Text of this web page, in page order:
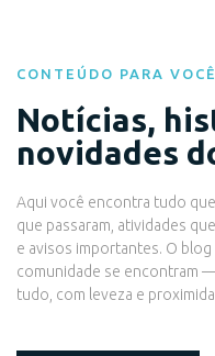
CONTEÚDO PARA VOCÊ
Notícias,
novidades
Aqui você encontra tudo
que passaram, atividades
e avisos importantes. O
comunidade se encontram
tudo, com leveza e